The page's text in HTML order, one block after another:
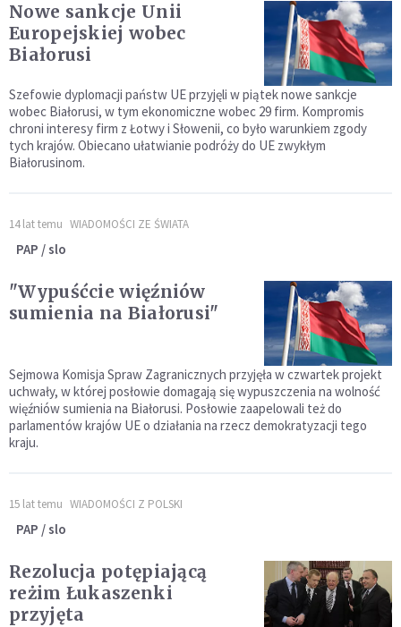
Nowe sankcje Unii
Europejskiej wobec
Białorusi
Szefowie dyplomacji państw UE przyjęli w piątek nowe sankcje
wobec Białorusi, w tym ekonomiczne wobec 29 firm. Kompromis
chroni interesy firm z Łotwy i Słowenii, co było warunkiem zgody
tych krajów. Obiecano ułatwianie podróży do UE zwykłym
Białorusinom.
14 lat temu WIADOMOŚCI ZE ŚWIATA
PAP / slo
"Wypuśćcie więźniów
sumienia na Białorusi"
Sejmowa Komisja Spraw Zagranicznych przyjęła w czwartek projekt
uchwały, w której posłowie domagają się wypuszczenia na wolność
więźniów sumienia na Białorusi. Posłowie zaapelowali też do
parlamentów krajów UE o działania na rzecz demokratyzacji tego
kraju.
15 lat temu WIADOMOŚCI Z POLSKI
PAP / slo
Rezolucja potępiającą
reżim Łukaszenki
przyjęta